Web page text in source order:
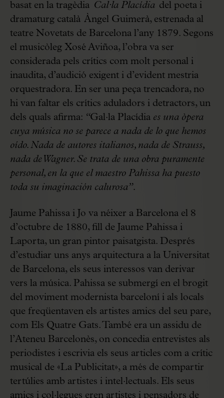
basat en la tragèdia Cal·la Placídia del poeta i
dramaturg català Àngel Guimerà, estrenada al
teatre Novetats de Barcelona l’any 1879. Segons
el musicòleg Xosé Aviñoa, l’obra va ser
considerada pels crítics com molt personal i
inaudita, d’audició exigent i d’evident mestria
orquestradora. En ser una peça trencadora, no
hi van faltar els crítics aduladors i detractors, un
dels quals afirma: “Gal·la Placídia es una òpera
cuya música no se parece a nada de lo que hemos
oído. Nada de autores italianos, nada de Strauss,
nada de Wagner. Se trata de una obra puramente
personal, en la que el maestro Pahissa ha puesto
toda su imaginación calurosa”.
Jaume Pahissa i Jo va néixer a Barcelona el 8
d’octubre de 1880, fill de Jaume Pahissa i
Laporta, un gran pintor paisatgista. Després
d’estudiar uns anys arquitectura a la Universitat
de Barcelona, els seus interessos van derivar
vers la música. Pahissa se submergí en el brogit
del moviment modernista barceloní i als locals
que freqüentaven els artistes amics del seu pare,
com Els Quatre Gats. També era un assidu de
l’Ateneu Barcelonès, on concedia entrevistes als
periodistes i escrivia els seus articles com a crític
musical de «La Publicitat», a més de compartir
tertúlies amb artistes i intel·lectuals. Els seus
amics i col·legues eren artistes i pensadors de